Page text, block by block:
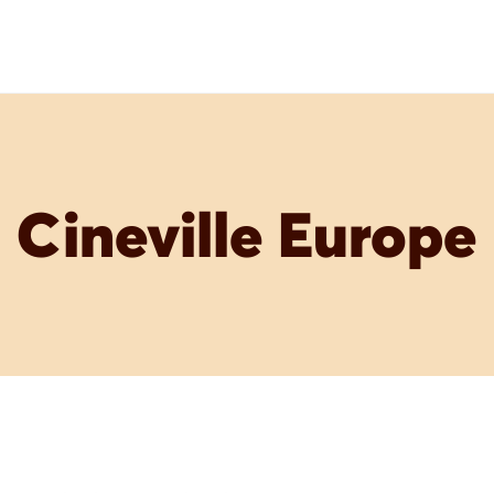
Cineville Europe